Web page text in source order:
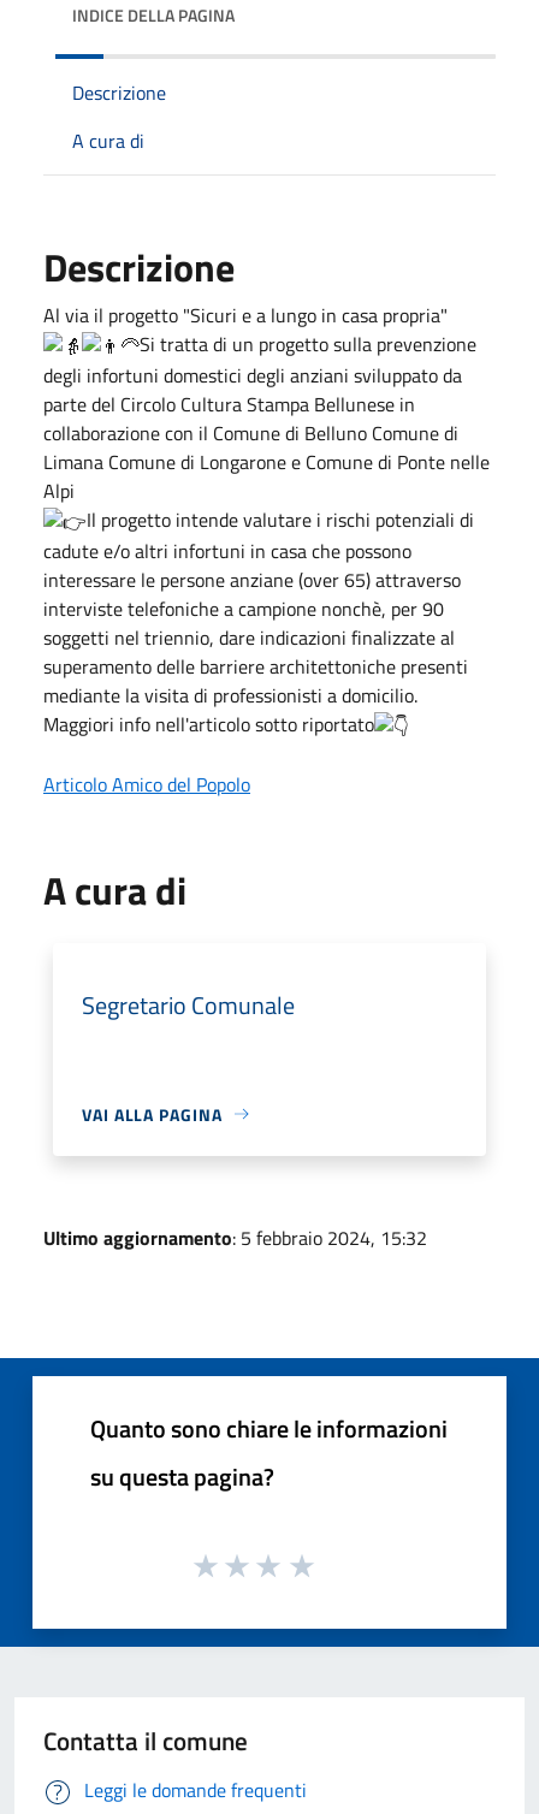
INDICE DELLA PAGINA
Descrizione
A cura di
Descrizione
Al via il progetto "Sicuri e a lungo in casa propria"
Si tratta di un progetto sulla prevenzione
degli infortuni domestici degli anziani sviluppato da
parte del Circolo Cultura Stampa Bellunese in
collaborazione con il Comune di Belluno Comune di
Limana Comune di Longarone e Comune di Ponte nelle
Alpi
Il progetto intende valutare i rischi potenziali di
cadute e/o altri infortuni in casa che possono
interessare le persone anziane (over 65) attraverso
interviste telefoniche a campione nonchè, per 90
soggetti nel triennio, dare indicazioni finalizzate al
superamento delle barriere architettoniche presenti
mediante la visita di professionisti a domicilio.
Maggiori info nell'articolo sotto riportato
Articolo Amico del Popolo
A cura di
Segretario Comunale
VAI ALLA PAGINA
Ultimo aggiornamento: 5 febbraio 2024, 15:32
Quanto sono chiare le informazioni
su questa pagina?
Contatta il comune
Leggi le domande frequenti